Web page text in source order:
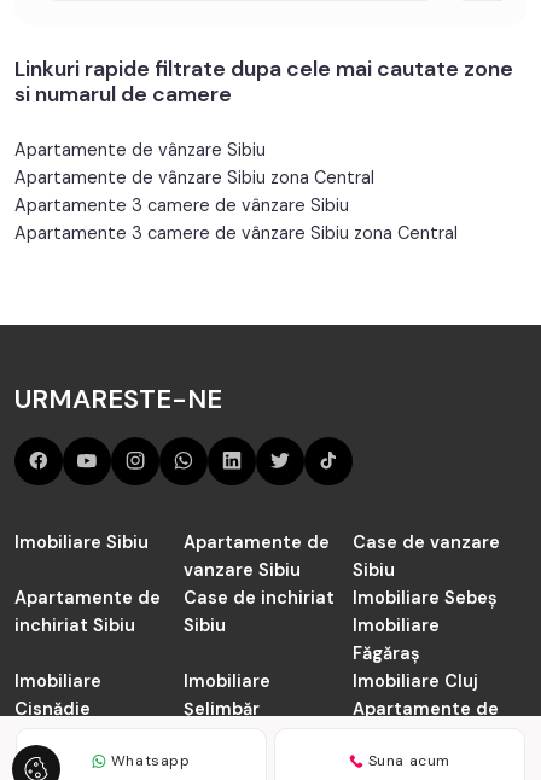
Linkuri rapide filtrate dupa cele mai cautate zone
si numarul de camere
Apartamente de vânzare Sibiu
Apartamente de vânzare Sibiu zona Central
Apartamente 3 camere de vânzare Sibiu
Apartamente 3 camere de vânzare Sibiu zona Central
Whatsapp Suna acum
URMARESTE-NE
Imobiliare Sibiu
Apartamente de
vanzare Sibiu
Case de vanzare
Sibiu
Apartamente de
inchiriat Sibiu
Case de inchiriat
Sibiu
Imobiliare Sebeș
Imobiliare
Făgăraș
Imobiliare
Cisnădie
Imobiliare
Șelimbăr
Imobiliare Cluj
Apartamente de
Napoca